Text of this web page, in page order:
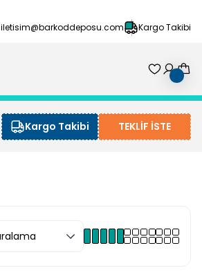
iletisim@barkoddeposu.com Kargo Takibi
Kargo Takibi TEKLİF İSTE